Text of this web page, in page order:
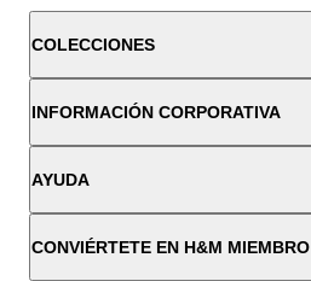
COLECCIONES
INFORMACIÓN CORPORATIVA
AYUDA
CONVIÉRTETE EN H&M MIEMBRO